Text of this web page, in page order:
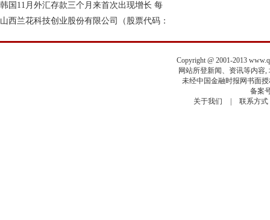
韩国11月外汇存款三个月来首次出现增长 每
山西兰花科技创业股份有限公司（股票代码：
Copyright @ 2001-2013
网站所登新闻、资讯等内容,
未经中国金融时报网书面授
备案
关于我们
联系方式